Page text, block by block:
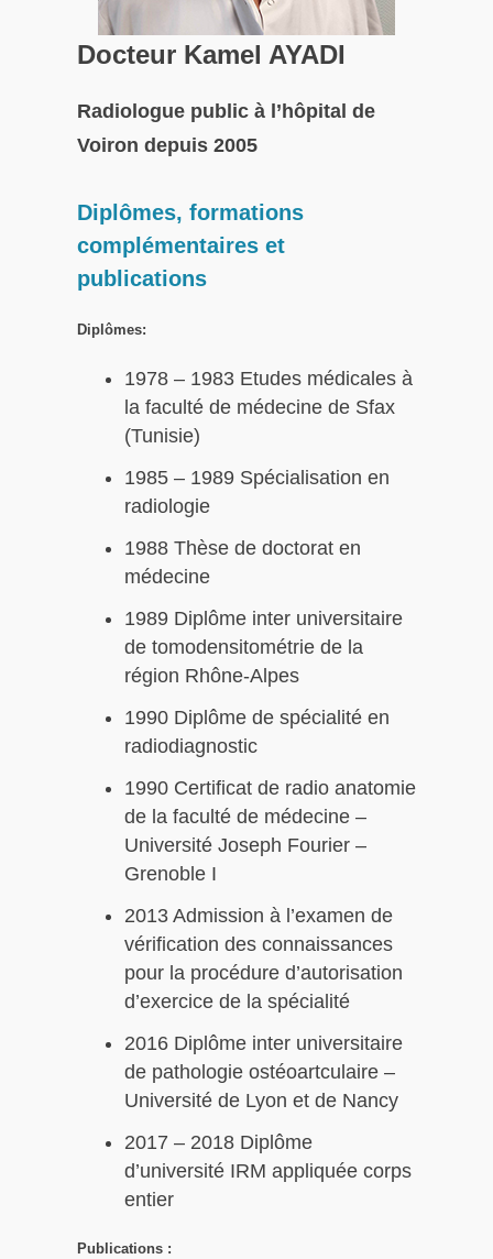
Docteur Kamel AYADI
Radiologue public à l’hôpital de
Voiron depuis 2005
Diplômes, formations
complémentaires et
publications
Diplômes:
1978 – 1983 Etudes médicales à
la faculté de médecine de Sfax
(Tunisie)
1985 – 1989 Spécialisation en
radiologie
1988 Thèse de doctorat en
médecine
1989 Diplôme inter universitaire
de tomodensitométrie de la
région Rhône-Alpes
1990 Diplôme de spécialité en
radiodiagnostic
1990 Certificat de radio anatomie
de la faculté de médecine –
Université Joseph Fourier –
Grenoble I
2013 Admission à l’examen de
vérification des connaissances
pour la procédure d’autorisation
d’exercice de la spécialité
2016 Diplôme inter universitaire
de pathologie ostéoartculaire –
Université de Lyon et de Nancy
2017 – 2018 Diplôme
d’université IRM appliquée corps
entier
Publications :